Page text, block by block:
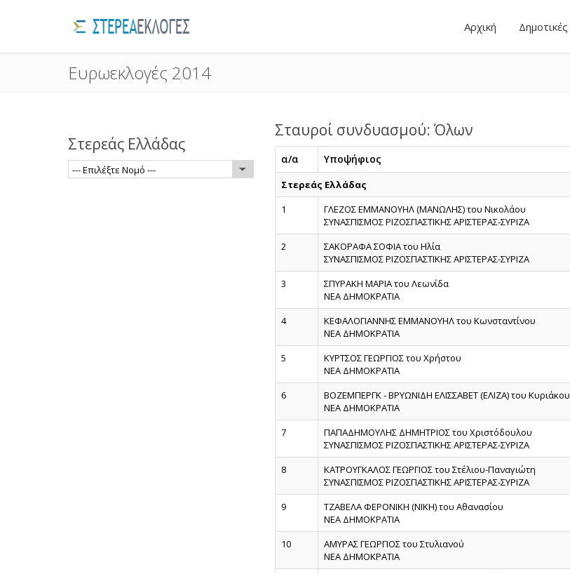
Αρχική Δημοτικές
Ευρωεκλογές 2014
Στερεάς Ελλάδας
--- Επιλέξτε Νομό ---
Σταυροί συνδυασμού: Όλων
α/α Υποψήφιος
Στερεάς Ελλάδας
1
ΓΛΕΖΟΣ ΕΜΜΑΝΟΥΗΛ (ΜΑΝΩΛΗΣ) του Νικολάου
ΣΥΝΑΣΠΙΣΜΟΣ ΡΙΖΟΣΠΑΣΤΙΚΗΣ ΑΡΙΣΤΕΡΑΣ-ΣΥΡΙΖΑ
2
ΣΑΚΟΡΑΦΑ ΣΟΦΙΑ του Ηλία
ΣΥΝΑΣΠΙΣΜΟΣ ΡΙΖΟΣΠΑΣΤΙΚΗΣ ΑΡΙΣΤΕΡΑΣ-ΣΥΡΙΖΑ
3
ΣΠΥΡΑΚΗ ΜΑΡΙΑ του Λεωνίδα
ΝΕΑ ΔΗΜΟΚΡΑΤΙΑ
4
ΚΕΦΑΛΟΓΙΑΝΝΗΣ ΕΜΜΑΝΟΥΗΛ του Κωνσταντίνου
ΝΕΑ ΔΗΜΟΚΡΑΤΙΑ
5
ΚΥΡΤΣΟΣ ΓΕΩΡΓΙΟΣ του Χρήστου
ΝΕΑ ΔΗΜΟΚΡΑΤΙΑ
6
ΒΟΖΕΜΠΕΡΓΚ - ΒΡΥΩΝΙΔΗ ΕΛΙΣΣΑΒΕΤ (ΕΛΙΖΑ) του Κυριάκου
ΝΕΑ ΔΗΜΟΚΡΑΤΙΑ
7
ΠΑΠΑΔΗΜΟΥΛΗΣ ΔΗΜΗΤΡΙΟΣ του Χριστόδουλου
ΣΥΝΑΣΠΙΣΜΟΣ ΡΙΖΟΣΠΑΣΤΙΚΗΣ ΑΡΙΣΤΕΡΑΣ-ΣΥΡΙΖΑ
8
ΚΑΤΡΟΥΓΚΑΛΟΣ ΓΕΩΡΓΙΟΣ του Στέλιου-Παναγιώτη
ΣΥΝΑΣΠΙΣΜΟΣ ΡΙΖΟΣΠΑΣΤΙΚΗΣ ΑΡΙΣΤΕΡΑΣ-ΣΥΡΙΖΑ
9
ΤΖΑΒΕΛΑ ΦΕΡΟΝΙΚΗ (ΝΙΚΗ) του Αθανασίου
ΝΕΑ ΔΗΜΟΚΡΑΤΙΑ
10
ΑΜΥΡΑΣ ΓΕΩΡΓΙΟΣ του Στυλιανού
ΝΕΑ ΔΗΜΟΚΡΑΤΙΑ